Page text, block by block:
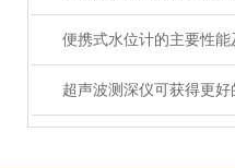
超声波测深仪可获得更好